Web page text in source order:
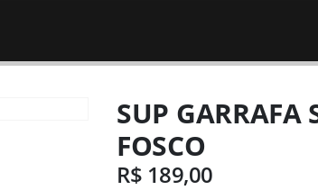
SUP GARRAFA
FOSCO
R$ 189,00